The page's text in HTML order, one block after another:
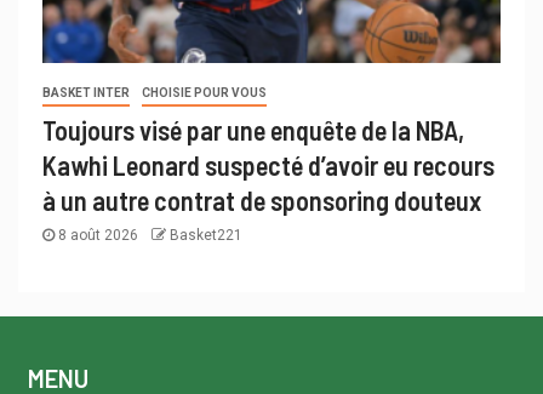
BASKET INTER CHOISIE POUR VOUS
Toujours visé par une enquête de la NBA,
Kawhi Leonard suspecté d’avoir eu recours
à un autre contrat de sponsoring douteux
8 août 2026 Basket221
MENU